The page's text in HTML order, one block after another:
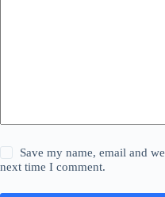
Save my name, email and
next time I comment.